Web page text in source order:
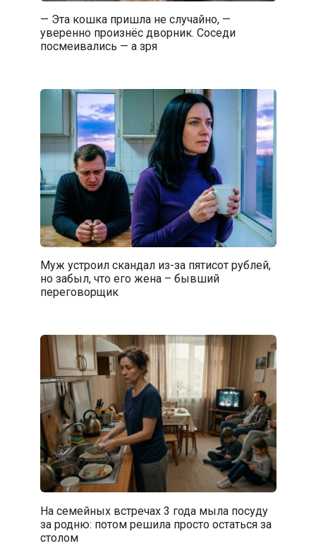
— Эта кошка пришла не случайно, —
уверенно произнёс дворник. Соседи
посмеивались — а зря
Муж устроил скандал из-за пятисот рублей,
но забыл, что его жена – бывший
переговорщик
На семейных встречах 3 года мыла посуду
за родню: потом решила просто остаться за
столом